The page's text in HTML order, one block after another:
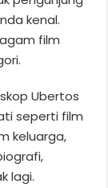
kenal.
film
Ubertos
seperti film
keluarga,
lagi.